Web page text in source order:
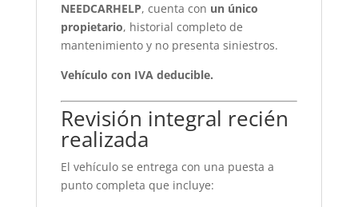
NEEDCARHELP, cuenta con un único
propietario, historial completo de
mantenimiento y no presenta siniestros.
Vehículo con IVA deducible.
Revisión integral recién
realizada
El vehículo se entrega con una puesta a
punto completa que incluye: